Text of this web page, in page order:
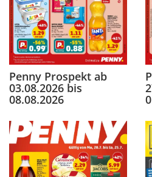
Penny Prospekt ab
03.08.2026 bis
08.08.2026